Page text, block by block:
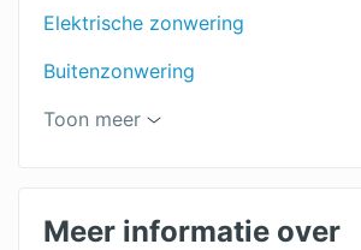
Elektrische zonwering
Buitenzonwering
Uitvalscherm
Zonweringspecialist
Zonwering binnenkant
Toon meer
Meer informatie over